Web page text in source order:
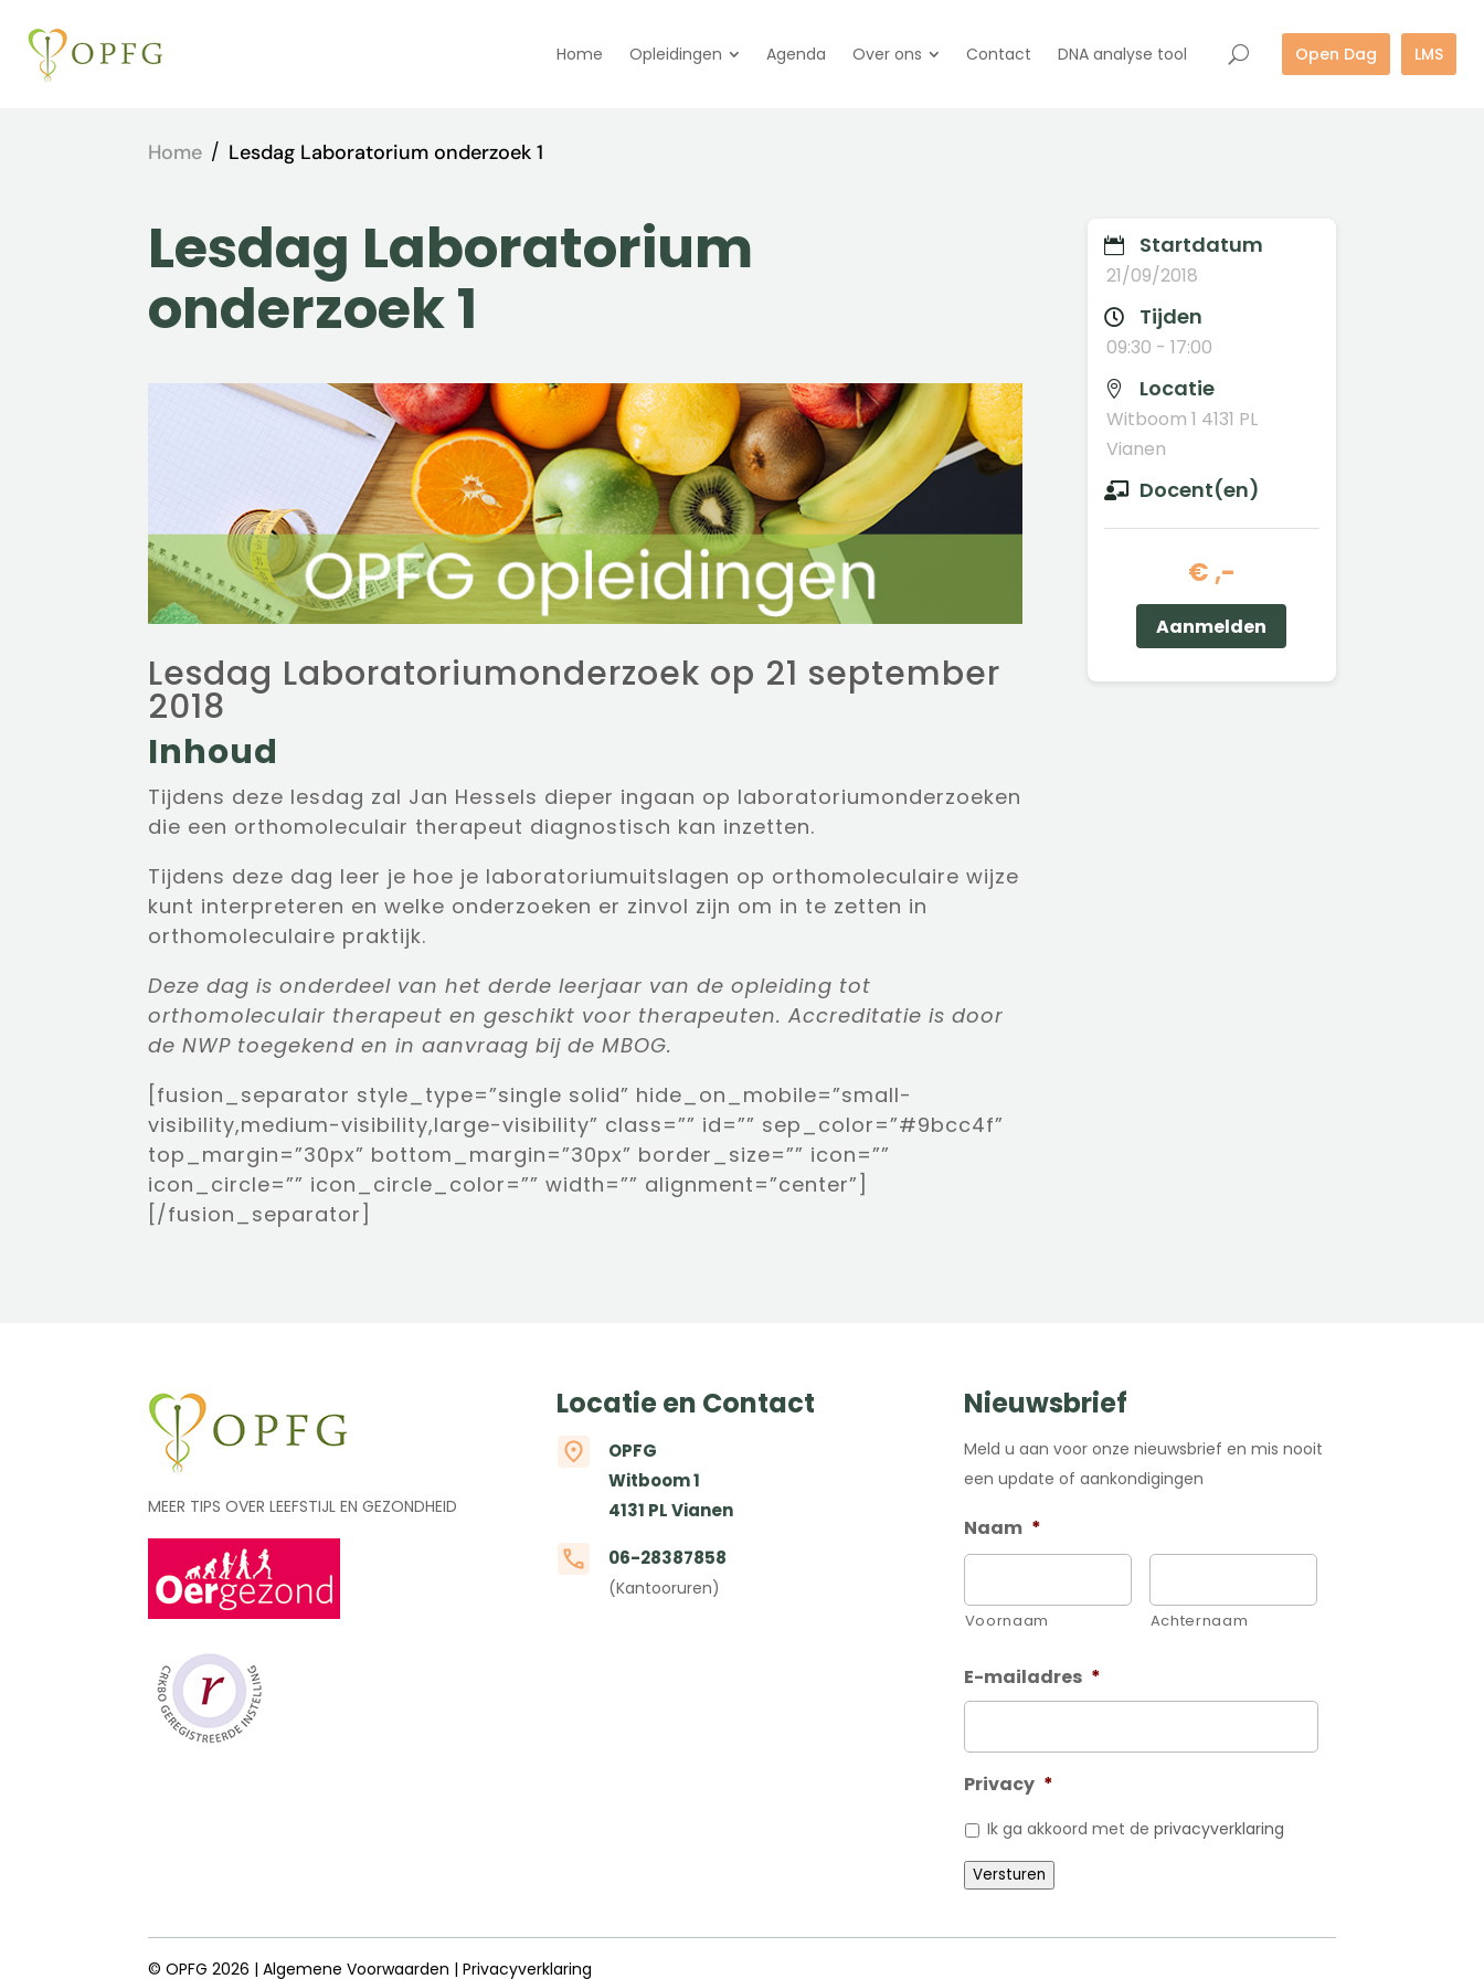
Home Opleidingen Agenda Over ons Contact DNA analyse tool Open Dag LMS
Home / Lesdag Laboratorium onderzoek 1
Lesdag Laboratorium
onderzoek 1
Lesdag Laboratoriumonderzoek op 21 september
2018
Inhoud
Tijdens deze lesdag zal Jan Hessels dieper ingaan op laboratoriumonderzoeken
die een orthomoleculair therapeut diagnostisch kan inzetten.
Tijdens deze dag leer je hoe je laboratoriumuitslagen op orthomoleculaire wijze
kunt interpreteren en welke onderzoeken er zinvol zijn om in te zetten in
orthomoleculaire praktijk.
Deze dag is onderdeel van het derde leerjaar van de opleiding tot
orthomoleculair therapeut en geschikt voor therapeuten. Accreditatie is door
de NWP toegekend en in aanvraag bij de MBOG.
[fusion_separator style_type=”single solid” hide_on_mobile=”small-
visibility,medium-visibility,large-visibility” class=”” id=”” sep_color=”#9bcc4f”
top_margin=”30px” bottom_margin=”30px” border_size=”” icon=””
icon_circle=”” icon_circle_color=”” width=”” alignment=”center”]
[/fusion_separator]
 Startdatum
21/09/2018
 Tijden
09:30 - 17:00
 Locatie
Witboom 1 4131 PL
Vianen
 Docent(en)
€ ,-
Aanmelden
MEER TIPS OVER LEEFSTIJL EN GEZONDHEID
Locatie en Contact
OPFG
Witboom 1
4131 PL Vianen
06-28387858
(Kantooruren)
Nieuwsbrief
Meld u aan voor onze nieuwsbrief en mis nooit
een update of aankondigingen
Naam *
Voornaam Achternaam
E-mailadres *
Privacy *
Ik ga akkoord met de privacyverklaring
Versturen
© OPFG 2026 |Algemene Voorwaarden |Privacyverklaring